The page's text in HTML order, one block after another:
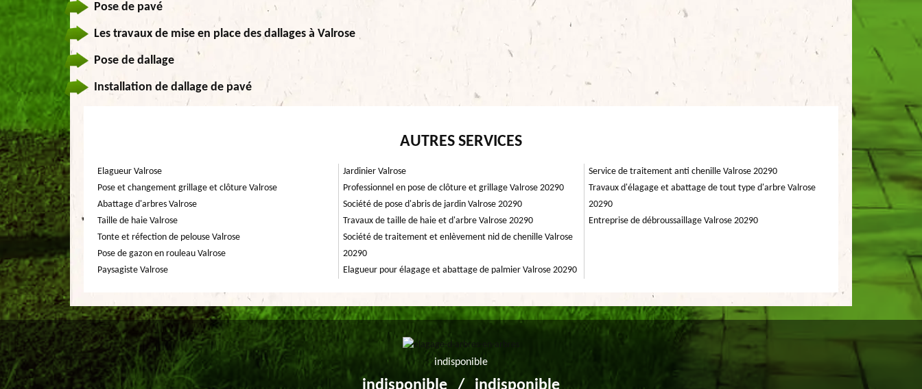
Pose de pavé
Les travaux de mise en place des dallages à Valrose
Pose de dallage
Installation de dallage de pavé
AUTRES SERVICES
Elagueur Valrose
Pose et changement grillage et clôture Valrose
Abattage d'arbres Valrose
Taille de haie Valrose
Tonte et réfection de pelouse Valrose
Pose de gazon en rouleau Valrose
Paysagiste Valrose
Jardinier Valrose
Professionnel en pose de clôture et grillage Valrose 20290
Société de pose d'abris de jardin Valrose 20290
Travaux de taille de haie et d'arbre Valrose 20290
Société de traitement et enlèvement nid de chenille Valrose
20290
Elagueur pour élagage et abattage de palmier Valrose 20290
Service de traitement anti chenille Valrose 20290
Travaux d'élagage et abattage de tout type d'arbre Valrose
20290
Entreprise de débroussaillage Valrose 20290
indisponible
indisponible / indisponible